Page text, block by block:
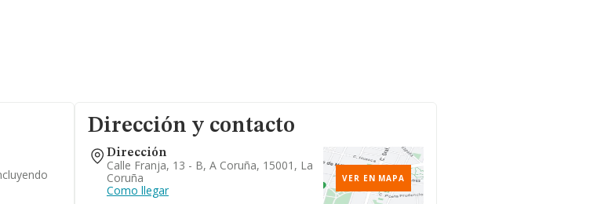
Dirección y contacto
Dirección
Calle Franja, 13 - B, A Coruña, 15001, La
Coruña
Como llegar
VER EN MAPA